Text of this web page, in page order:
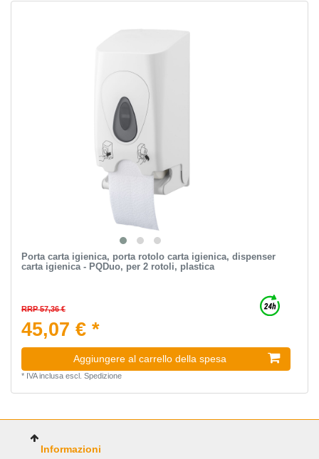
Porta carta igienica, porta rotolo carta igienica, dispenser
carta igienica - PQDuo, per 2 rotoli, plastica
RRP 57,36 €
45,07 € *
Aggiungere al carrello della spesa
* IVA inclusaescl. Spedizione
Informazioni